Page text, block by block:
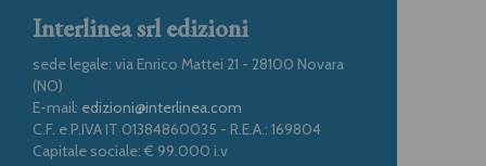
Interlinea srl edizioni
sede legale: via Enrico Mattei 21 - 28100 Novara
(NO)
E-mail: edizioni@interlinea.com
C.F. e P.IVA IT 01384860035 - R.E.A.: 169804
Capitale sociale: € 99.000 i.v